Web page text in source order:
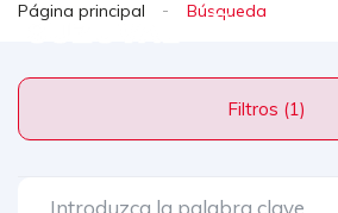
Página principal
Filtros (1)